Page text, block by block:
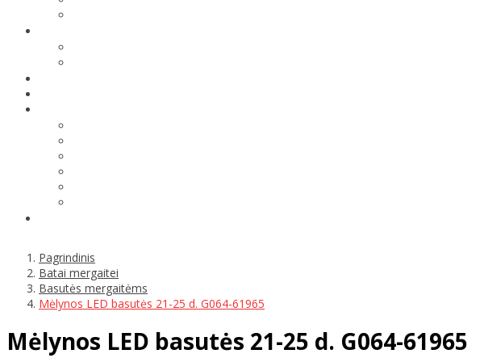
Pagrindinis
Batai mergaitei
Basutės mergaitėms
Mėlynos LED basutės 21-25 d. G064-61965
Mėlynos LED basutės 21-25 d. G064-61965